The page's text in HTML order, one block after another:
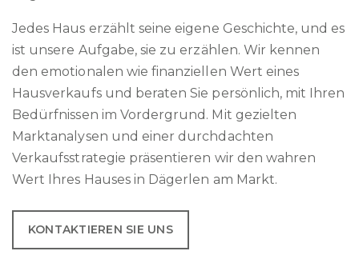
Jedes Haus erzählt seine eigene Geschichte, und es
ist unsere Aufgabe, sie zu erzählen. Wir kennen
den emotionalen wie finanziellen Wert eines
Hausverkaufs und beraten Sie persönlich, mit Ihren
Bedürfnissen im Vordergrund. Mit gezielten
Marktanalysen und einer durchdachten
Verkaufsstrategie präsentieren wir den wahren
Wert Ihres Hauses in Dägerlen am Markt.
KONTAKTIEREN SIE UNS